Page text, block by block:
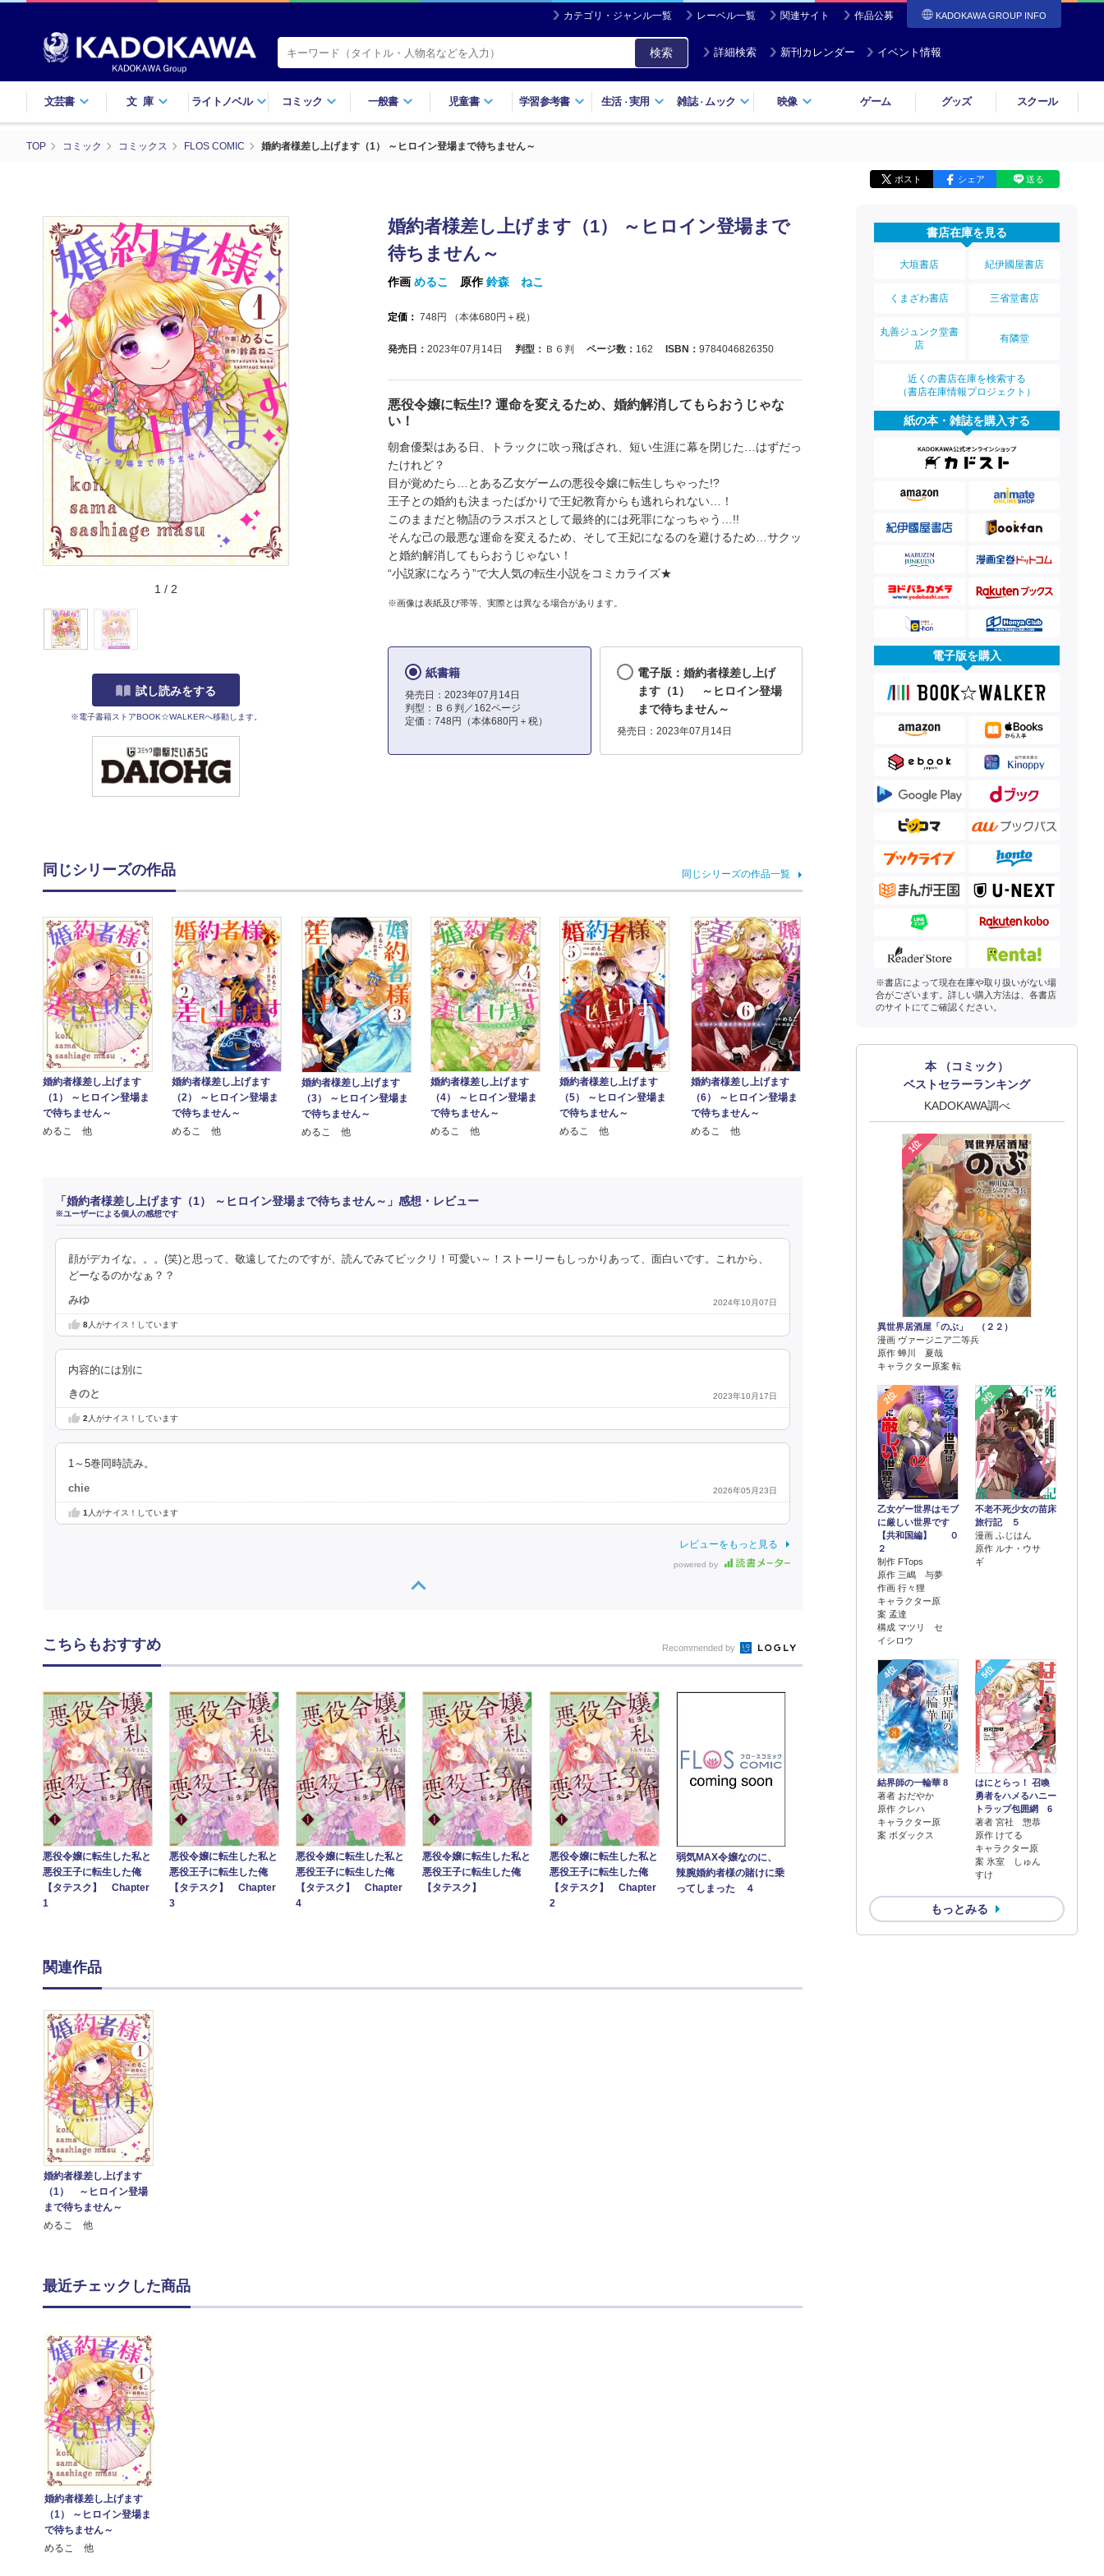
カテゴリ・ジャンル一覧 レーベル一覧 関連サイト 作品公募 KADOKAWA GROUP INFO
検索 詳細検索 新刊カレンダー イベント情報
文芸書 文庫 ライトノベル コミック 一般書 児童書 学習参考書 生活・実用 雑誌・ ムック 映像 ゲーム グッズ スクール
TOP コミック コミックス FLOS COMIC 婚約者様差し上げます（1） ～ヒロイン登場まで待ちません～
ポスト シェア 送る
1 / 2
試し読みをする
※電子書籍ストアBOOK☆WALKERへ移動します。
婚約者様差し上げます（1） ～ヒロイン登場まで
待ちません～
作画 めるこ 原作鈴森 ねこ
定価： 748円 （本体680円＋税）
発売日： 2023年07月14日 判型： Ｂ６判 ページ数： 162 ISBN： 9784046826350
悪役令嬢に転生!? 運命を変えるため、婚約解消してもらおうじゃな
い！
朝倉優梨はある日、トラックに吹っ飛ばされ、短い生涯に幕を閉じた…はずだっ
たけれど？
目が覚めたら…とある乙女ゲームの悪役令嬢に転生しちゃった!?
王子との婚約も決まったばかりで王妃教育からも逃れられない…！
このままだと物語のラスボスとして最終的には死罪になっちゃう…!!
そんな己の最悪な運命を変えるため、そして王妃になるのを避けるため…サクッ
と婚約解消してもらおうじゃない！
“小説家になろう”で大人気の転生小説をコミカライズ★
※画像は表紙及び帯等、実際とは異なる場合があります。
紙書籍
発売日：2023年07月14日
判型：Ｂ６判／162ページ
定価：748円（本体680円＋税）
電子版：婚約者様差し上げ
ます（1） ～ヒロイン登場
まで待ちません～
発売日：2023年07月14日
同じシリーズの作品 同じシリーズの作品一覧
婚約者様差し上げます
（1） ～ヒロイン登場ま
で待ちません～
めるこ 他
婚約者様差し上げます
（2） ～ヒロイン登場ま
で待ちません～
めるこ 他
婚約者様差し上げます
（3） ～ヒロイン登場ま
で待ちません～
めるこ 他
婚約者様差し上げます
（4） ～ヒロイン登場ま
で待ちません～
めるこ 他
婚約者様差し上げます
（5） ～ヒロイン登場ま
で待ちません～
めるこ 他
婚約者様差し上げます
（6） ～ヒロイン登場ま
で待ちません～
めるこ 他
「婚約者様差し上げます（1） ～ヒロイン登場まで待ちません～」感想・レビュー
※ユーザーによる個人の感想です
顔がデカイな。。。(笑)と思って、敬遠してたのですが、読んでみてビックリ！可愛い～！ストーリーもしっかりあって、面白いです。これから、
どーなるのかなぁ？？
みゆ 2024年10月07日
8人がナイス！しています
内容的には別に
きのと 2023年10月17日
2人がナイス！しています
1～5巻同時読み。
chie 2026年05月23日
1 人がナイス！しています
レビューをもっと見る
powered by
書店在庫を見る
大垣書店 紀伊國屋書店
くまざわ書店 三省堂書店
丸善ジュンク堂書
店
有隣堂
近くの書店在庫を検索する
（書店在庫情報プロジェクト）
紙の本・雑誌を購入する
電子版を購入
※書店によって現在在庫や取り扱いがない場
合がございます。詳しい購入方法は、各書店
のサイトにてご確認ください。
本 （コミック）
ベストセラーランキング
KADOKAWA調べ
1位
異世界居酒屋「のぶ」 （２２）
漫画 ヴァージニア二等兵
原作 蝉川 夏哉
キャラクター原案 転
2位
乙女ゲー世界はモブ
に厳しい世界です
【共和国編】 ０
２
制作 FTops
原作 三嶋 与夢
作画 行々狸
キャラクター原
案 孟達
構成 マツリ セ
イシロウ
3位
不老不死少女の苗床
旅行記 ５
漫画 ふじはん
原作 ルナ・ウサ
ギ
4位
結界師の一輪華 8
著者 おだやか
原作 クレハ
キャラクター原
案 ボダックス
5位
はにとらっ！ 召喚
勇者をハメるハニー
トラップ包囲網 6
著者 宮社 惣恭
原作 けてる
キャラクター原
案 氷室 しゅん
すけ
もっとみる
こちらもおすすめ Recommended by
悪役令嬢に転生した私と
悪役王子に転生した俺
【タテスク】 Chapter
1
悪役令嬢に転生した私と
悪役王子に転生した俺
【タテスク】 Chapter
3
悪役令嬢に転生した私と
悪役王子に転生した俺
【タテスク】 Chapter
4
悪役令嬢に転生した私と
悪役王子に転生した俺
【タテスク】
悪役令嬢に転生した私と
悪役王子に転生した俺
【タテスク】 Chapter
2
弱気MAX令嬢なのに、
辣腕婚約者様の賭けに乗
ってしまった ４
関連作品
婚約者様差し上げます
（1） ～ヒロイン登場
まで待ちません～
めるこ 他
最近チェックした商品
婚約者様差し上げます
（1） ～ヒロイン登場ま
で待ちません～
めるこ 他